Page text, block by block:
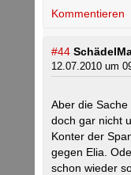
Kommentieren
#44
12.07.2010 um
Aber die
doch gar nicht
Konter der
gegen Elia.
schon wieder